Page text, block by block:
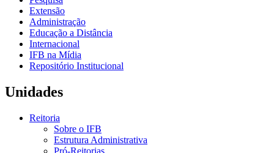
Extensão
Administração
Educação a Distância
Internacional
IFB na Mídia
Repositório Institucional
Unidades
Reitoria
Sobre o IFB
Estrutura Administrativa
Pró-Reitorias